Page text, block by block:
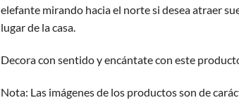
elefante mirando hacia el norte si desea atraer
lugar de la casa.
Decora con sentido y encántate con este
Nota: Las imágenes de los productos son de